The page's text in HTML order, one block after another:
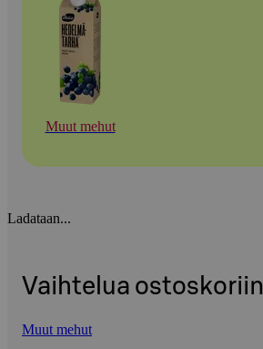
Muut mehut
Ladataan...
Vaihtelua ostoskoriin
Muut mehut